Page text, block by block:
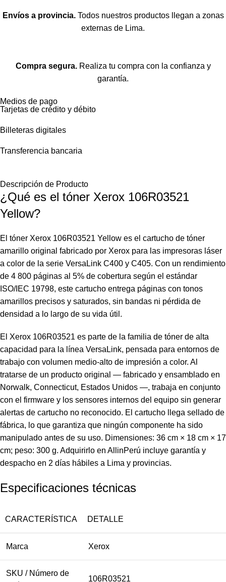
Envíos a provincia.Todos nuestros productos llegan a zonas
externas de Lima.
Compra segura.Realiza tu compra con la confianza y
garantía.
Medios de pago
Tarjetas de crédito y débito
Billeteras digitales
Transferencia bancaria
Descripción de Producto
¿Qué es el tóner Xerox 106R03521
Yellow?
El tóner Xerox 106R03521 Yellow es el cartucho de tóner
amarillo original fabricado por Xerox para las impresoras láser
a color de la serie VersaLink C400 y C405. Con un rendimiento
de 4 800 páginas al 5% de cobertura según el estándar
ISO/IEC 19798, este cartucho entrega páginas con tonos
amarillos precisos y saturados, sin bandas ni pérdida de
densidad a lo largo de su vida útil.
El Xerox 106R03521 es parte de la familia de tóner de alta
capacidad para la línea VersaLink, pensada para entornos de
trabajo con volumen medio-alto de impresión a color. Al
tratarse de un producto original — fabricado y ensamblado en
Norwalk, Connecticut, Estados Unidos —, trabaja en conjunto
con el firmware y los sensores internos del equipo sin generar
alertas de cartucho no reconocido. El cartucho llega sellado de
fábrica, lo que garantiza que ningún componente ha sido
manipulado antes de su uso. Dimensiones: 36 cm × 18 cm × 17
cm; peso: 300 g. Adquirirlo en AllinPerú incluye garantía y
despacho en 2 días hábiles a Lima y provincias.
Especificaciones técnicas
CARACTERÍSTICA DETALLE
Marca Xerox
SKU / Número de
106R03521